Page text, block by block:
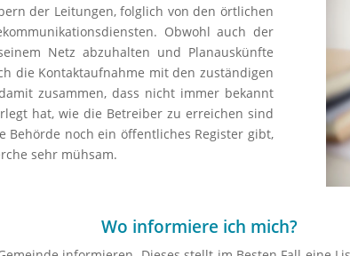
der Leitungen, folglich von den örtlichen
Obwohl auch der
Netz abzuhalten und Planauskünfte
die Kontaktaufnahme mit den zuständigen
zusammen, dass nicht immer bekannt
hat, wie die Betreiber zu erreichen sind
Behörde noch ein öffentliches Register gibt,
sehr mühsam.
Wo informiere ich mich?